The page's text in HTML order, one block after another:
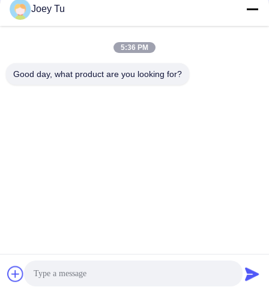
টেলিফোন
Joey Tu
5:36 PM
Good day, what product are you looking for?